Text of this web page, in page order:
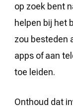
op zoek bent
helpen bij het
zou besteden
apps of aan
toe leiden.
Onthoud dat